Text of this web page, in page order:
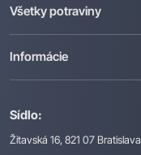
Sídlo:
Žitavská 16, 821 07 Bratislava
Všetky potraviny
Informácie